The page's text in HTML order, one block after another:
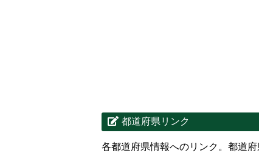
都道府県リンク
各都道府県情報へのリンク。都道